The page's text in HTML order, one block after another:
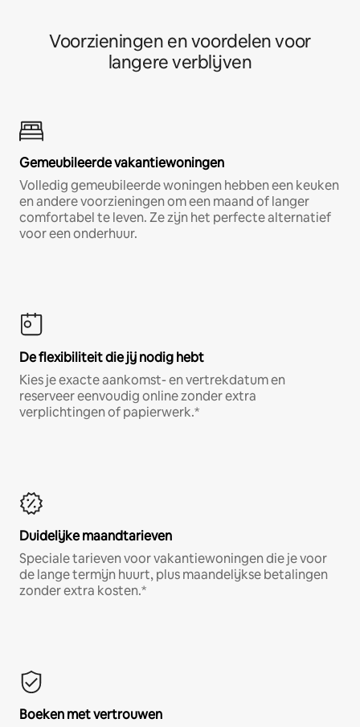
Voorzieningen en voordelen voor
langere verblijven
Gemeubileerde vakantiewoningen
Volledig gemeubileerde woningen hebben een keuken
en andere voorzieningen om een maand of langer
comfortabel te leven. Ze zijn het perfecte alternatief
voor een onderhuur.
De flexibiliteit die jij nodig hebt
Kies je exacte aankomst- en vertrekdatum en
reserveer eenvoudig online zonder extra
verplichtingen of papierwerk.*
Duidelijke maandtarieven
Speciale tarieven voor vakantiewoningen die je voor
de lange termijn huurt, plus maandelijkse betalingen
zonder extra kosten.*
Boeken met vertrouwen